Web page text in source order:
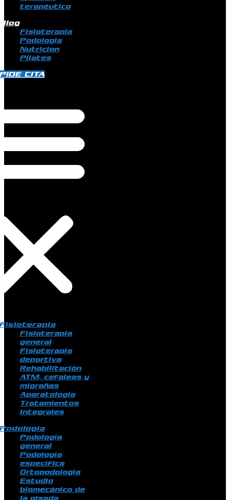
terapéutico
Fisioterapia
Podologia
Nutricion
Pilates
CITA
Fisioterapia
general
Fisioterapia
deportiva
Rehabilitación
ATM, cefaleas y
migrañas
Aparatología
Tratamientos
integrales
Podología
general
Podología
específica
Ortopodología
Estudio
biomecánico de
la pisada